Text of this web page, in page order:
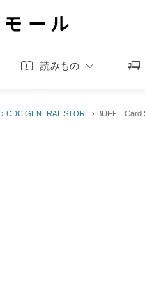
読みもの
› CDC GENERAL STORE › BUFF｜Card